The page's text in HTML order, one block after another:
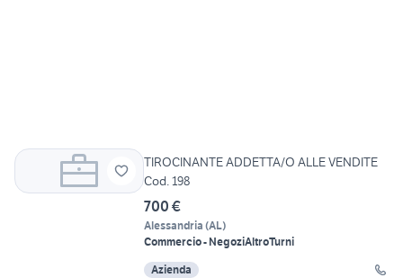
TIROCINANTE ADDETTA/O ALLE VENDITE
Cod. 198
700 €
Alessandria (AL)
Commercio - NegoziAltroTurni
Azienda